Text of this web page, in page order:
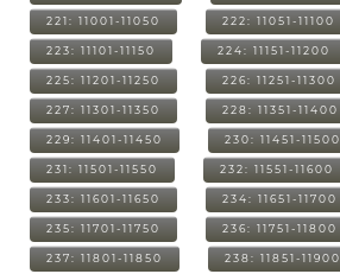
221: 11001-11050 222: 11051-11100
223: 11101-11150 224: 11151-11200
225: 11201-11250 226: 11251-11300
227: 11301-11350 228: 11351-11400
229: 11401-11450 230: 11451-11500
231: 11501-11550 232: 11551-11600
233: 11601-11650 234: 11651-11700
235: 11701-11750 236: 11751-11800
237: 11801-11850 238: 11851-11900